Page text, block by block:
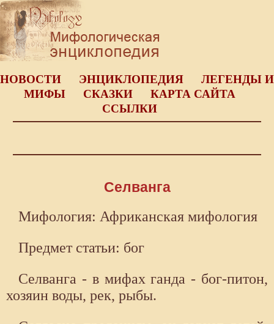
НОВОСТИ ЭНЦИКЛОПЕДИЯ
ЛЕГЕНДЫ И
МИФЫ
СКАЗКИ
КАРТА САЙТА
ССЫЛКИ
Селванга
Мифология: Африканская мифология
Предмет статьи: бог
Селванга - в мифах ганда - бог-питон,
хозяин воды, рек, рыбы.